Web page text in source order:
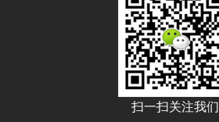
扫一扫关注我们